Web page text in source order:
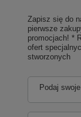
Zapisz się do
pierwsze
promocjach! *
ofert
stworzonych
Podaj